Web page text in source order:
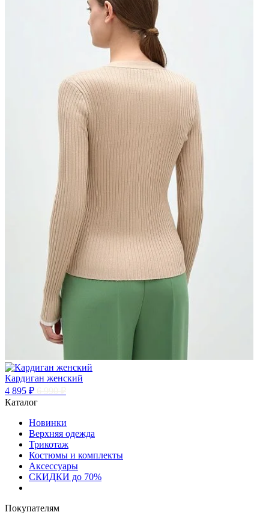
Кардиган женский
4 895 ₽
Каталог
Новинки
Верхняя одежда
Трикотаж
Костюмы и комплекты
Аксессуары
СКИДКИ до 70%
Покупателям